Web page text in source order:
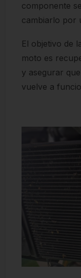
componente
cambiarlo por
El objetivo de
moto es
y asegurar
vuelve a